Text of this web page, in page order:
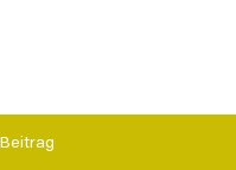
Beitrag